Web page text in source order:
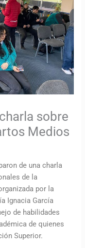
sobre
Medios
de una charla
de la
por la
Ignacia García
de habilidades
de quienes
Superior.